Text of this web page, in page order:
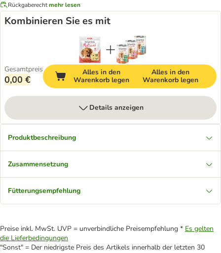
Rückgaberechtmehr lesen
Kombinieren Sie es mit
Gesamtpreis
0,00 €
Alles in den
Warenkorb legen
Alles in den
Warenkorb legen
Details anzeigen
Produktbeschreibung
Zusammensetzung
Fütterungsempfehlung
Preise inkl. MwSt. UVP = unverbindliche Preisempfehlung * Es gelten
die Lieferbedingungen
"Sonst" = Der niedrigste Preis des Artikels innerhalb der letzten 30